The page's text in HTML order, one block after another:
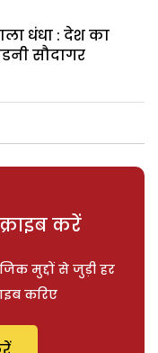
धंधा : देश का
सौदागर
करें
मुद्दों से जुड़ी हर
करिए